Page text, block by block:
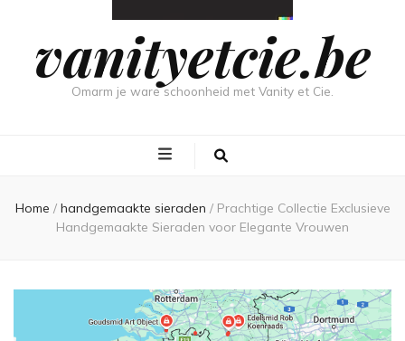
vanityetcie.be
Omarm je ware schoonheid met Vanity et Cie.
Home / handgemaakte sieraden / Prachtige Collectie Exclusieve
Handgemaakte Sieraden voor Elegante Vrouwen